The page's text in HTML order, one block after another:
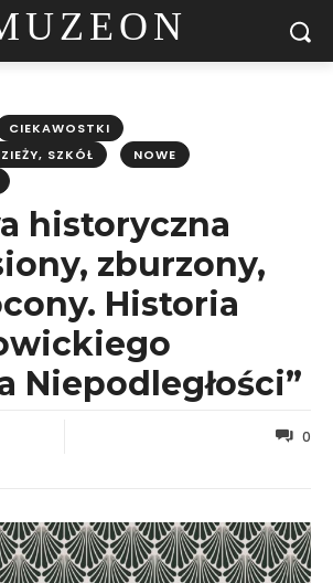
CIEKAWOSTKI
SZKÓŁ
NOWE
historyczna
zburzony,
Historia
Niepodległości”
0